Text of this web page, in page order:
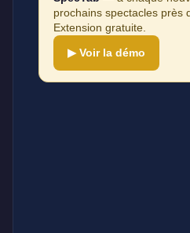
prochains spectacles près
Extension gratuite.
▶ Voir la démo